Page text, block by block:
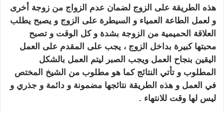
هذه الطريقة على الزوج لضمان عدم الزواج من زوجة أخرى
و لعمل الطاعة العمياء و السيطرة على الزوج و يصبح يطلب
العلاقة الحميمية من الزوجة بشدة و كل الوقت و تصبح
محبتها كبيرة بداخل الزوج ، يجب على المقدم على العمل
اليقين بنجاح العمل ويجب الصبر ليتم العمل بالشكل
المطلوب و تأتي النتائج كما هو مطلوب من الشيخ المختص
في العمل و هذه الطريقة نتائجها مضمونة و دائمة و جذري و
ليس لها وقت للانتهاء .